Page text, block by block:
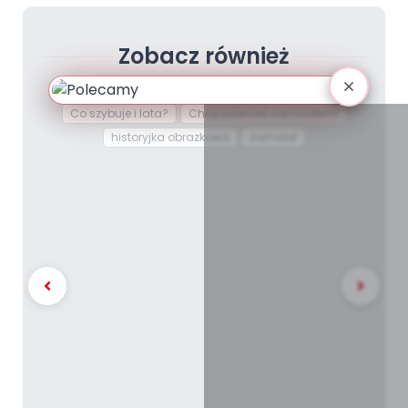
Zobacz również
Barwne motyle
Od skrzydeł Ikara do wahadłowca
Co szybuje i lata?
Chcę polecieć samolotem!
historyjka obrazkowa